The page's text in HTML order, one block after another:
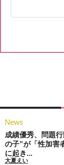
News
成績優秀、問題
の子”が「性加害
に起き...
大夏えい